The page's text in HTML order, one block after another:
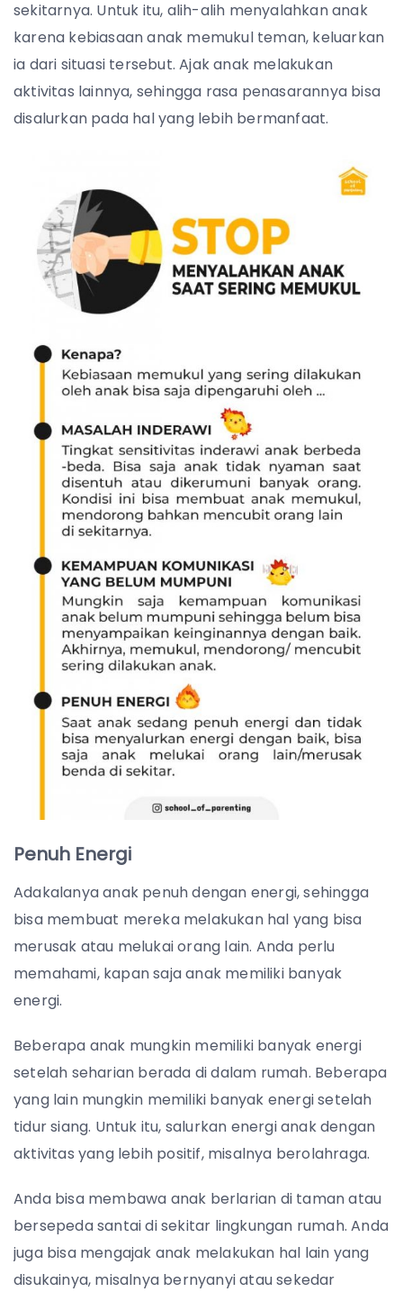
sekitarnya. Untuk itu, alih-alih menyalahkan anak
karena kebiasaan anak memukul teman, keluarkan
ia dari situasi tersebut. Ajak anak melakukan
aktivitas lainnya, sehingga rasa penasarannya bisa
disalurkan pada hal yang lebih bermanfaat.
Penuh Energi
Adakalanya anak penuh dengan energi, sehingga
bisa membuat mereka melakukan hal yang bisa
merusak atau melukai orang lain. Anda perlu
memahami, kapan saja anak memiliki banyak
energi.
Beberapa anak mungkin memiliki banyak energi
setelah seharian berada di dalam rumah. Beberapa
yang lain mungkin memiliki banyak energi setelah
tidur siang. Untuk itu, salurkan energi anak dengan
aktivitas yang lebih positif, misalnya berolahraga.
Anda bisa membawa anak berlarian di taman atau
bersepeda santai di sekitar lingkungan rumah. Anda
juga bisa mengajak anak melakukan hal lain yang
disukainya, misalnya bernyanyi atau sekedar